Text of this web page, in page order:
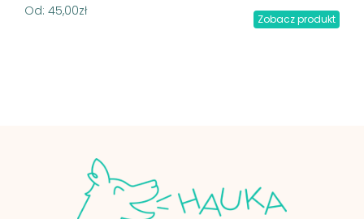
Od: 45,00zł
Zobacz produkt